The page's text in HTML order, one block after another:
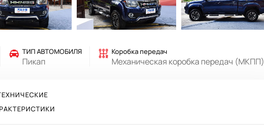
ТИП АВТОМОБИЛЯ
Пикап
Коробка передач
Механическая коробка передач (МКПП)